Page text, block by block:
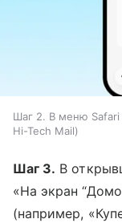
Шаг 2. В меню Safari
Hi-Tech Mail
Шаг 3. В
«На экран
(например,